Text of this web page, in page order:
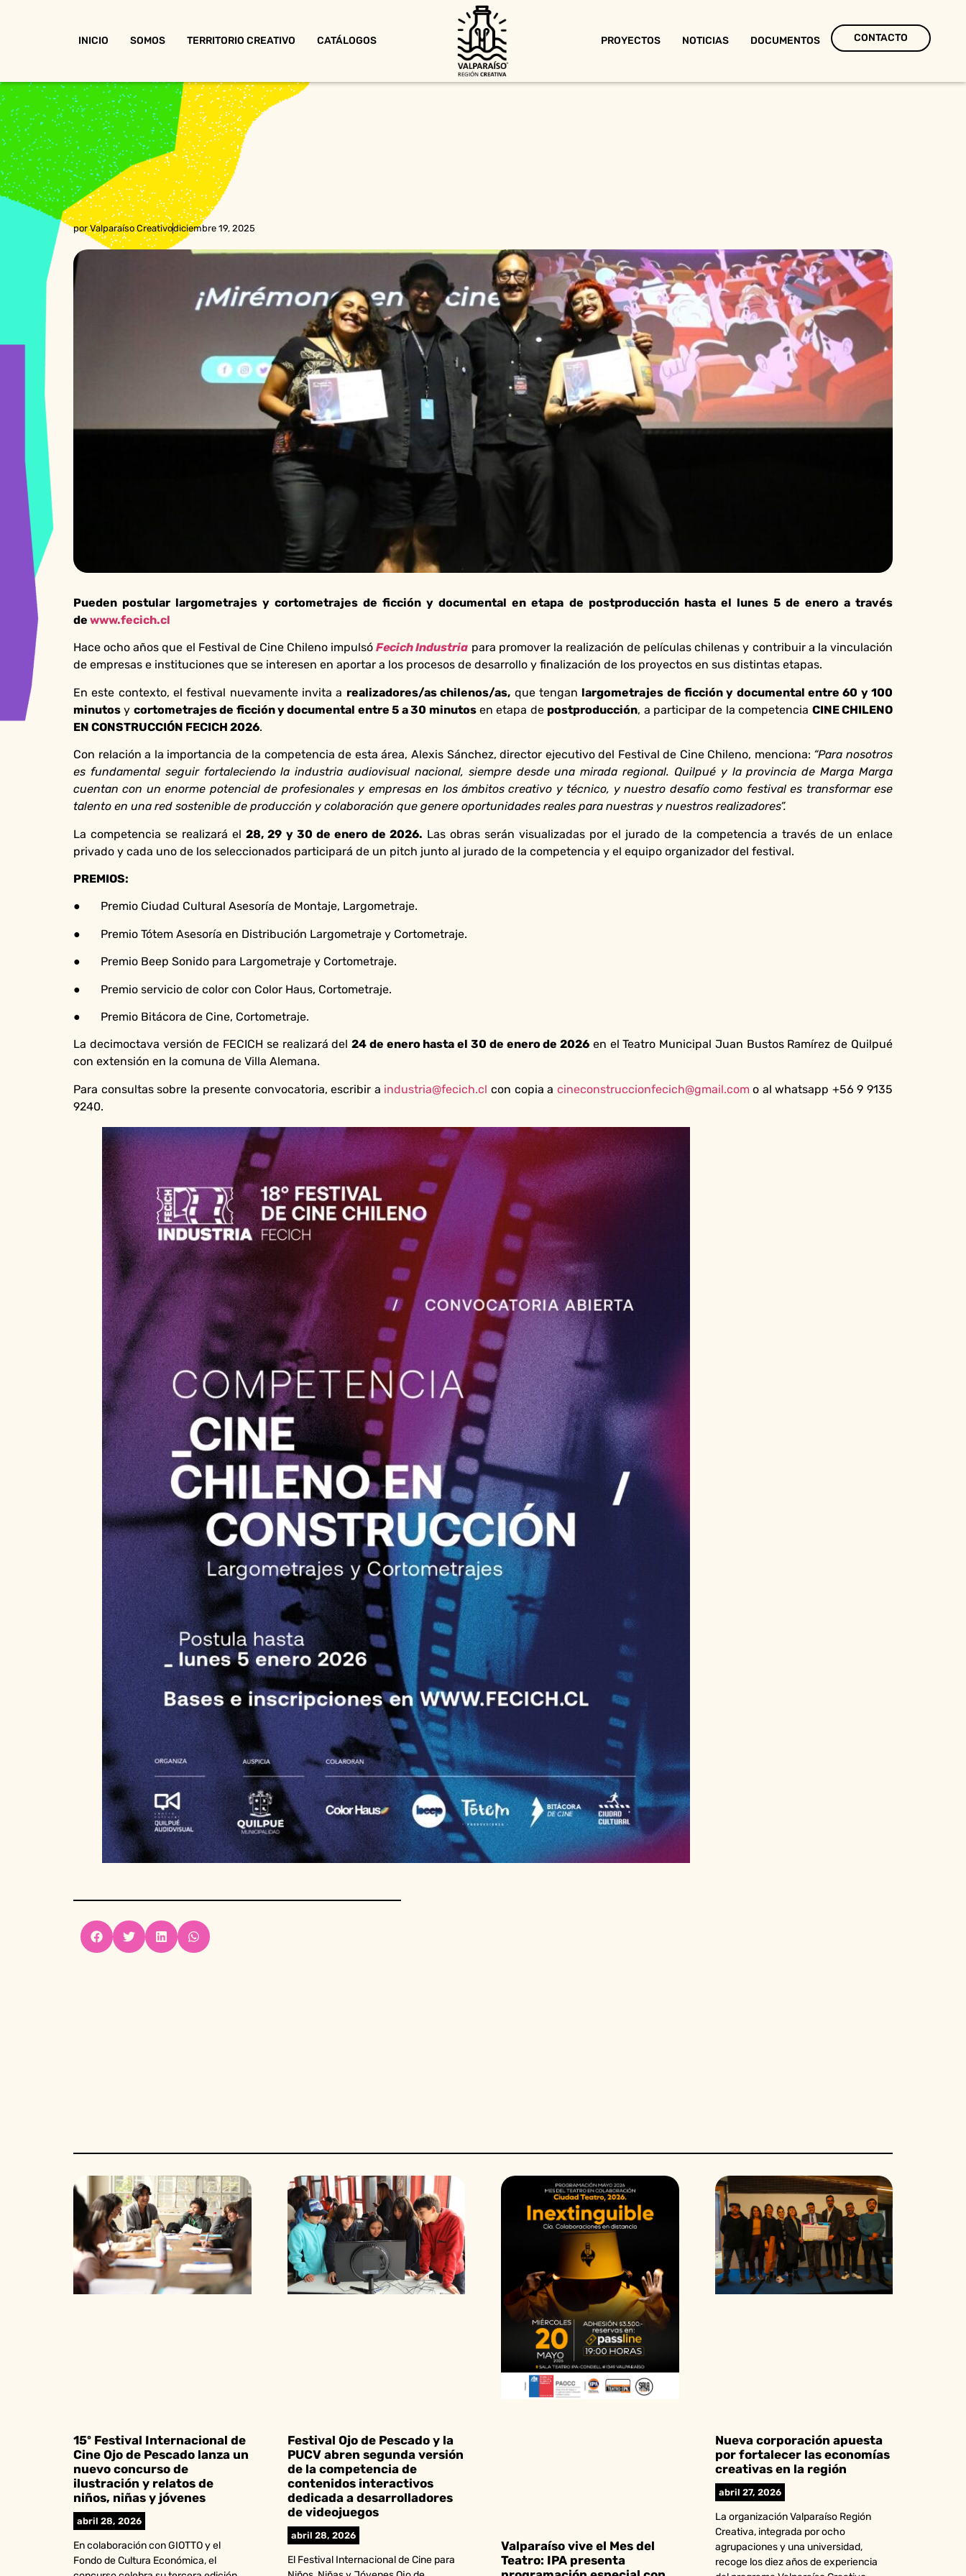
INICIO SOMOS TERRITORIO CREATIVO CATÁLOGOS PROYECTOS NOTICIAS DOCUMENTOS CONTACTO
porValparaíso Creativodiciembre 19, 2025
Pueden postular largometrajes y cortometrajes de ficción y documental en etapa de postproducción hasta el lunes 5 de enero a través
de www.fecich.cl
Hace ocho años que el Festival de Cine Chileno impulsóFecich Industria para promover la realización de películas chilenas y contribuir a la vinculación
de empresas e instituciones que se interesen en aportar a los procesos de desarrollo y finalización de los proyectos en sus distintas etapas.
En este contexto, el festival nuevamente invita a realizadores/as chilenos/as, que tengan largometrajes de ficción y documental entre 60 y 100
minutos y cortometrajes de ficción y documental entre 5 a 30 minutosen etapa de postproducción, a participar de la competencia CINE CHILENO
EN CONSTRUCCIÓN FECICH 2026.
Con relación a la importancia de la competencia de esta área, Alexis Sánchez, director ejecutivo del Festival de Cine Chileno, menciona: “Para nosotros
es fundamental seguir fortaleciendo la industria audiovisual nacional, siempre desde una mirada regional. Quilpué y la provincia de Marga Marga
cuentan con un enorme potencial de profesionales y empresas en los ámbitos creativo y técnico, y nuestro desafío como festival es transformar ese
talento en una red sostenible de producción y colaboración que genere oportunidades reales para nuestras y nuestros realizadores”.
La competencia se realizará el28, 29 y 30 de enero de 2026. Las obras serán visualizadas por el jurado de la competencia a través de un enlace
privado y cada uno de los seleccionados participará de un pitch junto al jurado de la competencia y el equipo organizador del festival.
PREMIOS:
● Premio Ciudad Cultural Asesoría de Montaje, Largometraje.
● Premio Tótem Asesoría en Distribución Largometraje y Cortometraje.
● Premio Beep Sonido para Largometraje y Cortometraje.
● Premio servicio de color con Color Haus, Cortometraje.
● Premio Bitácora de Cine, Cortometraje.
La decimoctava versión de FECICH se realizará del24 de enero hasta el 30 de enero de 2026 en el Teatro Municipal Juan Bustos Ramírez de Quilpué
con extensión en la comuna de Villa Alemana.
Para consultas sobre la presente convocatoria, escribir a industria@fecich.cl con copia a cineconstruccionfecich@gmail.como al whatsapp +56 9 9135
9240.
15º Festival Internacional de
Cine Ojo de Pescado lanza un
nuevo concurso de
ilustración y relatos de
niños, niñas y jóvenes
abril 28, 2026
En colaboración con GIOTTO y el
Fondo de Cultura Económica, el
Festival Ojo de Pescado y la
PUCV abren segunda versión
de la competencia de
contenidos interactivos
dedicada a desarrolladores
de videojuegos
abril 28, 2026
El Festival Internacional de Cine para
Valparaíso vive el Mes del
Teatro: IPA presenta
Nueva corporación apuesta
por fortalecer las economías
creativas en la región
abril 27, 2026
La organización Valparaíso Región
Creativa, integrada por ocho
agrupaciones y una universidad,
recoge los diez años de experiencia